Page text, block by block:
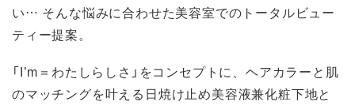
い… そんな悩みに合わせた美容室でのトータルビュー
ティー提案。
「I’m＝わたしらしさ」をコンセプトに、ヘアカラーと肌
のマッチングを叶える日焼け止め美容液兼化粧下地と